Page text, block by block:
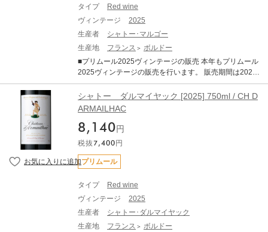
10年平均を大きく上回る暑く乾燥した夏でしたが、夜間
に気温が下がったことで美しい酸が保持されました 結果
として、過熟感やオークの主張といった過剰な要素が極
めて少なく 、濃縮感、フレッシュさ、タンニン、果実
な低収量でリリースの本数はこの30年の中でも最も少な
いレベルに落ち込んでいます。前年の天候による水分ス
トレスなどが要因とされていますが、生産量が限定的な
ヴィンテージとなります。 赤ワインは総じて非常に品質
が良く、濃厚で骨格がありながらもエレガントで、純粋
長期熟成のポテンシャルの高さを強く感じさせます。 ま
た、白ワインも大変すばらしいヴィンテージです。 完熟
持された活き活きとした酸との対比が素晴らしい仕上が
で、申し分のない素晴らしいアロマとボディを備えてお
ります。 ------------------------- ※写真はイメージとなりま
す。エチケットなど変更となる場合がございます。 ※説
明の内容はAI翻訳による和訳を掲載しております。 ※ク
ール便にてお届けいたします。 ※ご配送料はご購入状況
タイプ
Red wine
ヴィンテージ
2025
生産者
シャトー･マルゴー
生産地
フランス
ボルドー
■プリムール2025ヴィンテージの販売 本年もプリムール
2025ヴィンテージの販売を行います。 販売期間は2026
年7月21日17:00～11月30日までとなります。 ※商品の
お届け予定は2028年秋～2029年2月頃となります。 ■商
品について シャトー マルゴー [2025] 750ml ×1 ・WA
97-100 (Wine Advocate) ・JS 98-99（James Sucklin
g） ■ボルドー2025年について 2025年ヴィンテージは、
近年の高糖度・高アルコール化の傾向から一転し、「ク
ラシックなアルコール度数」と「完璧なバランス」、
「エレガンス」が備わった、長期熟成ポテンシャルの秘
めた素晴しいヴィンテージとなりました。 6～8月の平均
たが、夜間に気温が下がったことで美しい酸が保持され
ました 結果として、過熟感やオークの主張といった過剰
な要素が極めて少なく 、濃縮感、フレッシュさ、タンニ
ン、果実味、精緻さが完璧なバランスで調和していま
シャトー ダルマイヤック [2025] 750ml / CH D
ARMAILHAC
8,140 円
税抜7,400 円
プリムール
タイプ
Red wine
ヴィンテージ
2025
生産者
シャトー･ダルマイヤック
生産地
フランス
ボルドー